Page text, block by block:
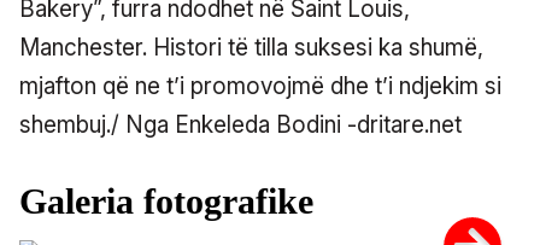
Bakery”, furra ndodhet në Saint Louis,
Manchester. Histori të tilla suksesi ka shumë,
mjafton që ne t’i promovojmë dhe t’i ndjekim si
shembuj./ Nga Enkeleda Bodini -dritare.net